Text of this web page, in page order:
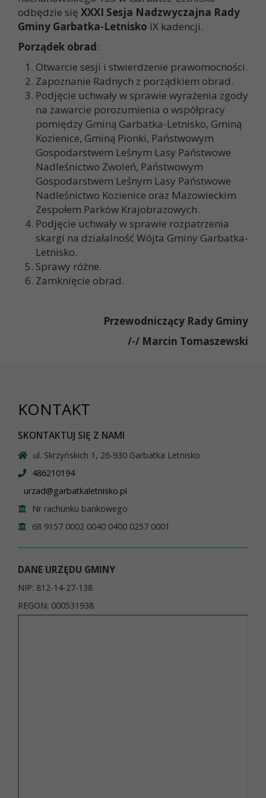
odbędzie się XXXI Sesja Nadzwyczajna Rady
Gminy Garbatka-Letnisko IX kadencji.
Porządek obrad:
Otwarcie sesji i stwierdzenie prawomocności.
Zapoznanie Radnych z porządkiem obrad.
Podjęcie uchwały w sprawie wyrażenia zgody
na zawarcie porozumienia o współpracy
pomiędzy Gminą Garbatka-Letnisko, Gminą
Kozienice, Gminą Pionki, Państwowym
Gospodarstwem Leśnym Lasy Państwowe
Nadleśnictwo Zwoleń, Państwowym
Gospodarstwem Leśnym Lasy Państwowe
Nadleśnictwo Kozienice oraz Mazowieckim
Zespołem Parków Krajobrazowych.
Podjęcie uchwały w sprawie rozpatrzenia
skargi na działalność Wójta Gminy Garbatka-
Letnisko.
Sprawy różne.
Zamknięcie obrad.
Przewodniczący Rady Gminy
/-/ Marcin Tomaszewski
KONTAKT
SKONTAKTUJ SIĘ Z NAMI
ul. Skrzyńskich 1, 26-930 Garbatka Letnisko
486210194
urzad@garbatkaletnisko.pl
Nr rachunku bankowego
68 9157 0002 0040 0400 0257 0001
DANE URZĘDU GMINY
NIP: 812-14-27-138
REGON: 000531938